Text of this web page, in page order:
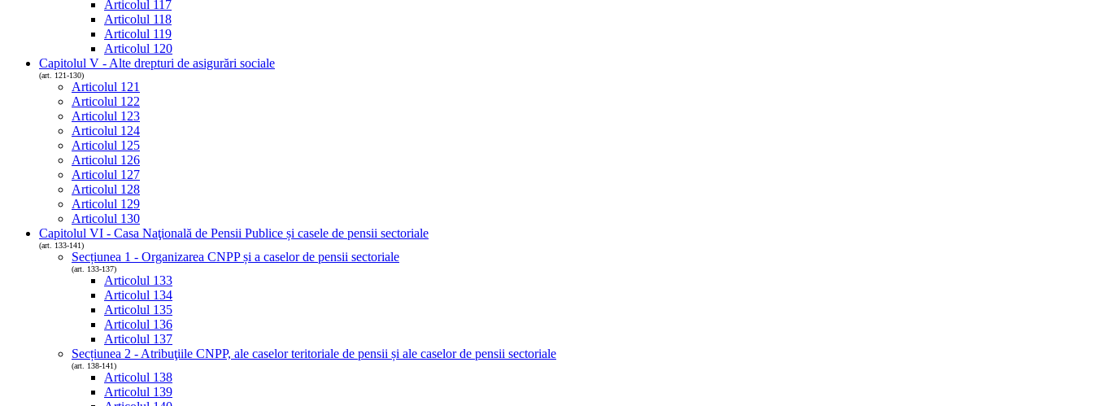
Articolul 117
Articolul 118
Articolul 119
Articolul 120
Capitolul V - Alte drepturi de asigurări sociale
(art. 121-130)
Articolul 121
Articolul 122
Articolul 123
Articolul 124
Articolul 125
Articolul 126
Articolul 127
Articolul 128
Articolul 129
Articolul 130
Capitolul VI - Casa Naţională de Pensii Publice și casele de pensii sectoriale
(art. 133-141)
Secțiunea 1 - Organizarea CNPP și a caselor de pensii sectoriale
(art. 133-137)
Articolul 133
Articolul 134
Articolul 135
Articolul 136
Articolul 137
Secțiunea 2 - Atribuţiile CNPP, ale caselor teritoriale de pensii și ale caselor de pensii sectoriale
(art. 138-141)
Articolul 138
Articolul 139